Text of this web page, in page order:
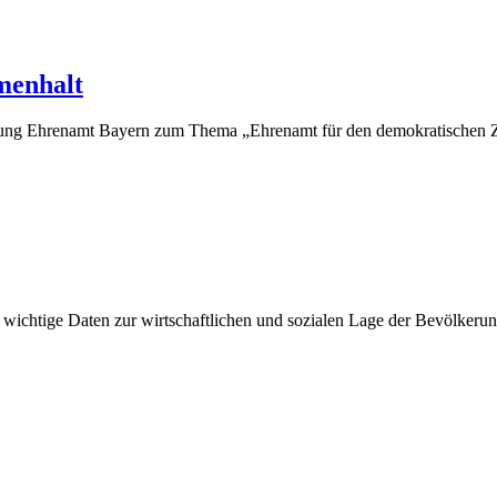
Ehrenamt Bayern zum Thema „Ehrenamt für den demokratischen
Daten zur wirtschaftlichen und sozialen Lage der